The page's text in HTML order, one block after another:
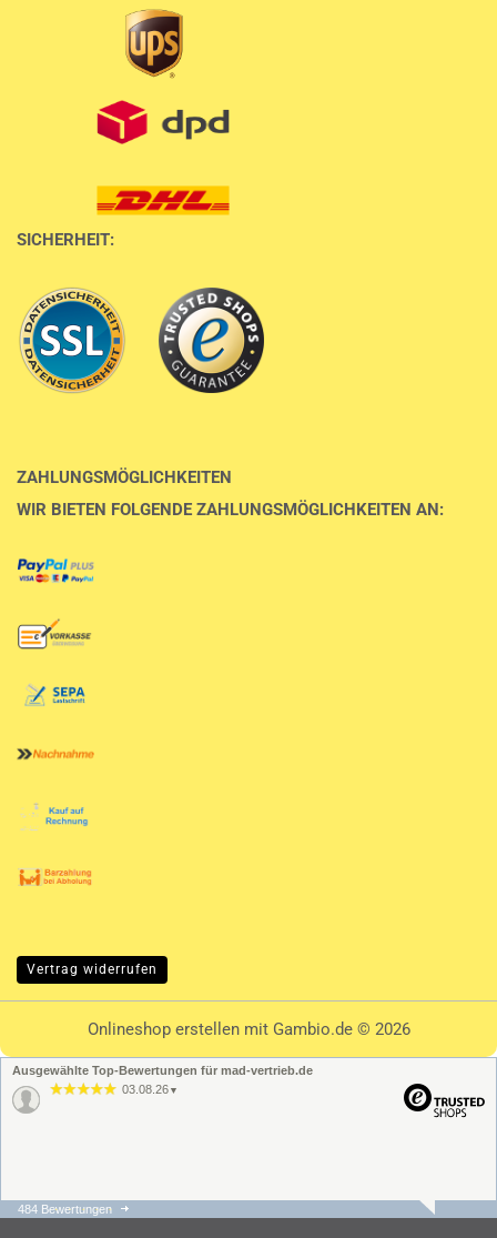
SICHERHEIT:
ZAHLUNGSMÖGLICHKEITEN
WIR BIETEN FOLGENDE ZAHLUNGSMÖGLICHKEITEN AN:
Vertrag widerrufen
Onlineshop erstellenmit Gambio.de © 2026
Ausgewählte Top-Bewertungen für mad-vertrieb.de
03.08.26 ▼
31.07.26
484 Bewertungen